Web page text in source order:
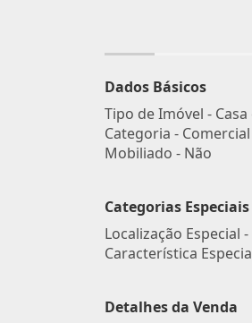
Dados Básicos
Tipo de Imóvel -
Categoria - Comercial
Mobiliado - Não
Categorias Especiais
Localização Especial
Característica
Detalhes da Venda